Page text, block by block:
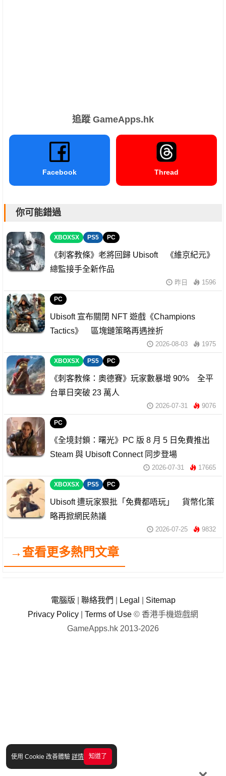
使用 Cookie 改善體驗 詳情 知道了
追蹤 GameApps.hk
Facebook Thread
你可能錯過
XBOXSX PS5 PC
《刺客教條》老將回歸 Ubisoft 《維京紀元》
總監接手全新作品
昨日 1596
PC
Ubisoft 宣布關閉 NFT 遊戲《Champions
Tactics》 區塊鏈策略再遇挫折
2026-08-03 1975
XBOXSX PS5 PC
《刺客教條：奧德賽》玩家數暴增 90% 全平
台單日突破 23 萬人
2026-07-31 9076
PC
《全境封鎖：曙光》PC 版 8 月 5 日免費推出
Steam 與 Ubisoft Connect 同步登場
2026-07-31 17665
XBOXSX PS5 PC
Ubisoft 遭玩家狠批「免費都唔玩」 貨幣化策
略再掀網民熱議
2026-07-25 9832
→查看更多熱門文章
電腦版 聯絡我們 Legal
Sitemap
Privacy Policy
Terms of Use © 香港手機遊戲網
GameApps.hk 2013-2026